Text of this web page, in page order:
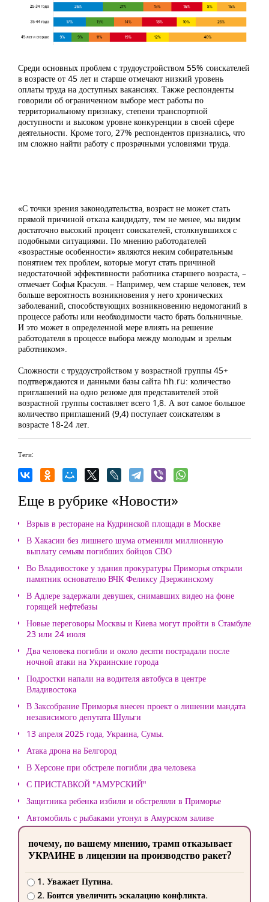
Среди основных проблем с трудоустройством 55% соискателей
в возрасте от 45 лет и старше отмечают низкий уровень
оплаты труда на доступных вакансиях. Также респонденты
говорили об ограниченном выборе мест работы по
территориальному признаку, степени транспортной
доступности и высоком уровне конкуренции в своей сфере
деятельности. Кроме того, 27% респондентов признались, что
им сложно найти работу с прозрачными условиями труда.
«С точки зрения законодательства, возраст не может стать
прямой причиной отказа кандидату, тем не менее, мы видим
достаточно высокий процент соискателей, столкнувшихся с
подобными ситуациями. По мнению работодателей
«возрастные особенности» являются неким собирательным
понятием тех проблем, которые могут стать причиной
недостаточной эффективности работника старшего возраста, –
отмечает Софья Красуля. – Например, чем старше человек, тем
больше вероятность возникновения у него хронических
заболеваний, способствующих возникновению недомоганий в
процессе работы или необходимости часто брать больничные.
И это может в определенной мере влиять на решение
работодателя в процессе выбора между молодым и зрелым
работником».
Сложности с трудоустройством у возрастной группы 45+
подтверждаются и данными базы сайта hh.ru: количество
приглашений на одно резюме для представителей этой
возрастной группы составляет всего 1,8. А вот самое большое
количество приглашений (9,4) поступает соискателям в
возрасте 18-24 лет.
Теги:
Еще в рубрике «Новости»
Взрыв в ресторане на Кудринской площади в Москве
В Хакасии без лишнего шума отменили миллионную
выплату семьям погибших бойцов СВО
Во Владивостоке у здания прокуратуры Приморья открыли
памятник основателю ВЧК Феликсу Дзержинскому
В Адлере задержали девушек, снимавших видео на фоне
горящей нефтебазы
Новые переговоры Москвы и Киева могут пройти в Стамбуле
23 или 24 июля
Два человека погибли и около десяти пострадали после
ночной атаки на Украинские города
Подростки напали на водителя автобуса в центре
Владивостока
В Заксобрание Приморья внесен проект о лишении мандата
независимого депутата Шульги
13 апреля 2025 года, Украина, Сумы.
Атака дрона на Белгород
В Херсоне при обстреле погибли два человека
С ПРИСТАВКОЙ "АМУРСКИЙ"
Защитника ребенка избили и обстреляли в Приморье
Автомобиль с рыбаками утонул в Амурском заливе
почему, по вашему мнению, трамп отказывает
УКРАИНЕ в лицензии на производство ракет?
1. Уважает Путина.
2. Боится увеличить эскалацию конфликта.